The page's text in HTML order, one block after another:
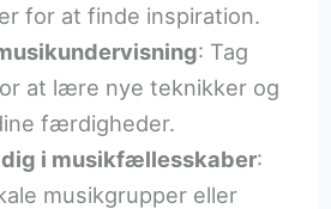
for at finde inspiration.
: Tag
at lære nye teknikker og
færdigheder.
dig i musikfællesskaber:
musikgrupper eller